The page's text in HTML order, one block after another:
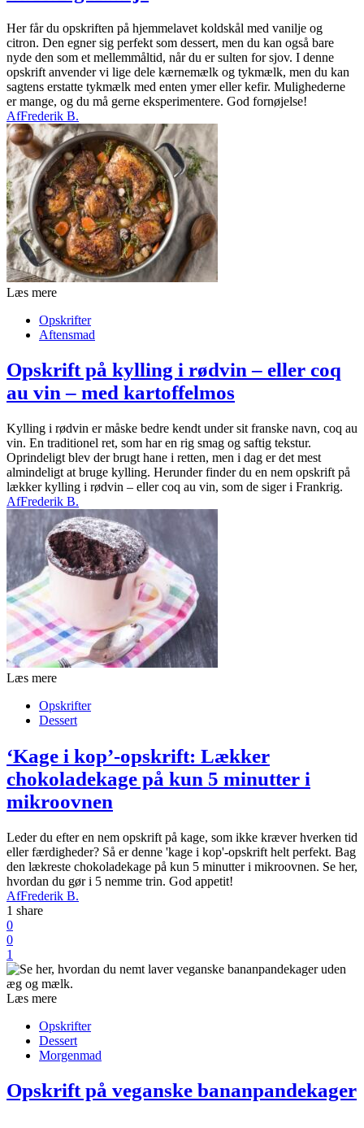
Her får du opskriften på hjemmelavet koldskål med vanilje og
citron. Den egner sig perfekt som dessert, men du kan også bare
nyde den som et mellemmåltid, når du er sulten for sjov. I denne
opskrift anvender vi lige dele kærnemælk og tykmælk, men du kan
sagtens erstatte tykmælk med enten ymer eller kefir. Mulighederne
er mange, og du må gerne eksperimentere. God fornøjelse!
AfFrederik B.
Læs mere
Opskrifter
Aftensmad
Opskrift på kylling i rødvin – eller coq
au vin – med kartoffelmos
Kylling i rødvin er måske bedre kendt under sit franske navn, coq au
vin. En traditionel ret, som har en rig smag og saftig tekstur.
Oprindeligt blev der brugt hane i retten, men i dag er det mest
almindeligt at bruge kylling. Herunder finder du en nem opskrift på
lækker kylling i rødvin – eller coq au vin, som de siger i Frankrig.
AfFrederik B.
Læs mere
Opskrifter
Dessert
‘Kage i kop’-opskrift: Lækker
chokoladekage på kun 5 minutter i
mikroovnen
Leder du efter en nem opskrift på kage, som ikke kræver hverken tid
eller færdigheder? Så er denne 'kage i kop'-opskrift helt perfekt. Bag
den lækreste chokoladekage på kun 5 minutter i mikroovnen. Se her,
hvordan du gør i 5 nemme trin. God appetit!
AfFrederik B.
1 share
0
0
1
Læs mere
Opskrifter
Dessert
Morgenmad
Opskrift på veganske bananpandekager